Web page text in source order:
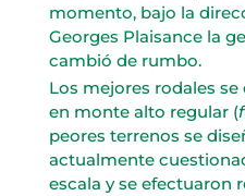
momento, bajo la
Georges Plaisance la
cambió de rumbo.
Los mejores rodales
en monte alto regular (
peores terrenos se
actualmente
escala y se efectuaron